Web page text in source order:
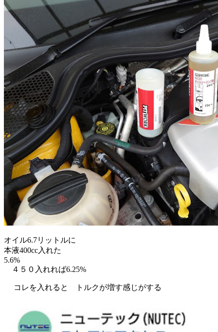
オイル6.7リットルに
本液400cc入れた
5.6%
４５０入れれば6.25%
コレを入れると トルクが増す感じがする